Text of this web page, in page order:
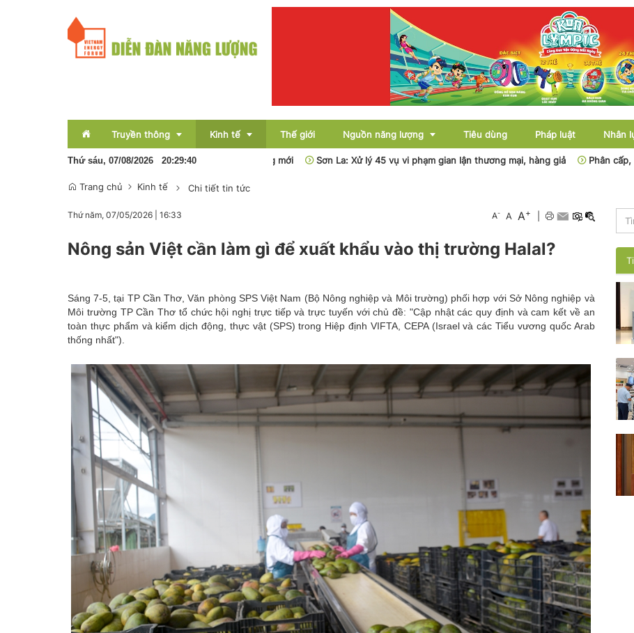
Truyền thông Kinh tế
Bất động sản
Emagazine
Thế giới Nguồn năng lượng
Than - Khoáng sản
Năng lượng mới
Tiêu dùng Pháp luật Nhân
Pin lưu trữ sẽ hình thành nền kinh tế năng lượng mới Sơn La: Xử lý 45 vụ vi phạm gian lận thương mại, hàng giả Phân cấp, phân
Thứ sáu, 07/08/2026 20:29:40
Trang chủ Kinh tế Chi tiết tin tức
Thứ năm, 07/05/2026 16:33 A- A A+
Nông sản Việt cần làm gì để xuất khẩu vào thị trường Halal?
Sáng 7-5, tại TP Cần Thơ, Văn phòng SPS Việt Nam (Bộ Nông nghiệp và Môi trường) phối hợp với Sở Nông nghiệp và
Môi trường TP Cần Thơ tổ chức hội nghị trực tiếp và trực tuyến với chủ đề: "Cập nhật các quy định và cam kết về an
toàn thực phẩm và kiểm dịch động, thực vật (SPS) trong Hiệp định VIFTA, CEPA (Israel và các Tiểu vương quốc Arab
thống nhất").